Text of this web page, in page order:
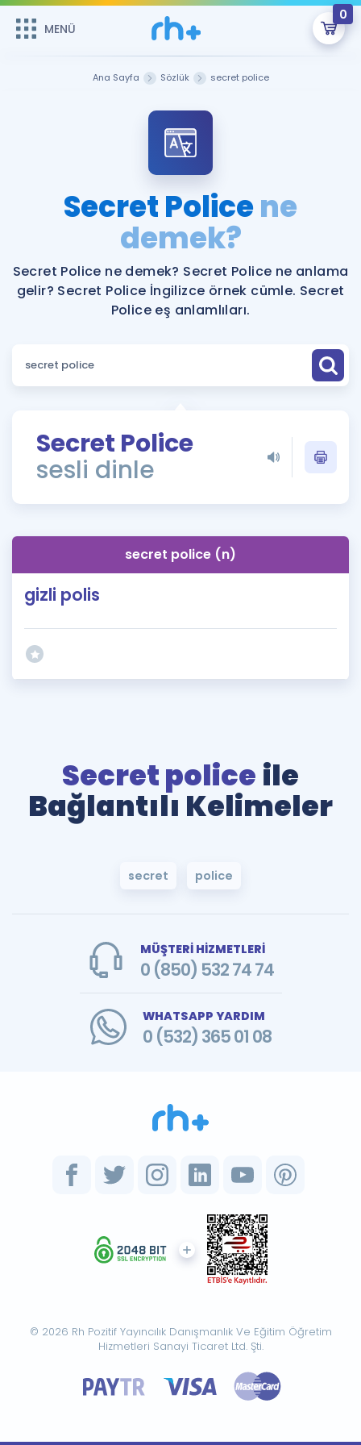
MENÜ
0
Şifremi Hatırlamıyorum
Sepetin Şu An Boş.
Remzi Hoca ile seni sınava hazırlayacak onlarca eğitim seni
bekliyor!
MENÜ
Katılımcı Görüşleri
Faydalı Araçlar
Ücretsiz Kaynaklar
Puan Hesaplama
ÖSYM Sınav Takvimi
Kampanyalar
İngilizce Gramer
İngilizce Gramer
Ana Sayfa Sözlük secret police
Secret Policene
demek?
Secret Police ne demek? Secret Police ne anlama
gelir? Secret Police İngilizce örnek cümle. Secret
Police eş anlamlıları.
Secret Police
sesli dinle
secret police (n)
gizli polis
Secret police ile
Bağlantılı Kelimeler
secret police
MÜŞTERİ HİZMETLERİ
0 (850) 532 74 74
WHATSAPP YARDIM
0 (532) 365 01 08
© 2026 Rh Pozitif Yayıncılık Danışmanlık Ve Eğitim Öğretim
Hizmetleri Sanayi Ticaret Ltd. Şti.